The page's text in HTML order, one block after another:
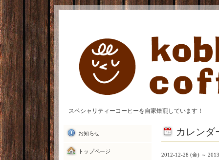
スペシャリティーコーヒーを自家焙煎しています！
カレンダ
2012-12-28 (金) ～
お知らせ
トップページ